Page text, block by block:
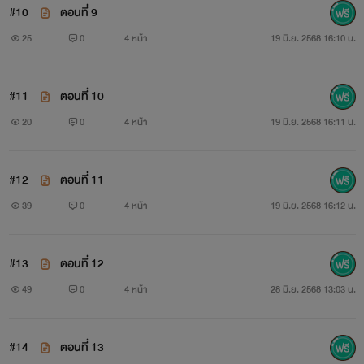
#10 ตอนที่ 9
25 0 4 หน้า 19 มิ.ย. 2568 16:10 น.
#11 ตอนที่ 10
20 0 4 หน้า 19 มิ.ย. 2568 16:11 น.
#12 ตอนที่ 11
39 0 4 หน้า 19 มิ.ย. 2568 16:12 น.
#13 ตอนที่ 12
49 0 4 หน้า 28 มิ.ย. 2568 13:03 น.
#14 ตอนที่ 13